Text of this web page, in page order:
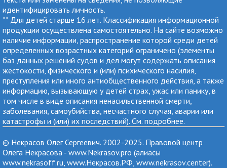
идентифицировать личность.
** Для детей старше 16 лет. Классификация информационной
продукции осуществлена самостоятельно. На сайте возможно
наличие информации, распространение которой среди детей
определенных возрастных категорий ограничено (элементы
баз данных решений судов и дел могут содержать описания
жестокости, физического и (или) психического насилия,
преступления или иного антиобщественного действия, а также
информацию, вызывающую у детей страх, ужас или панику, в
том числе в виде описания ненасильственной смерти,
заболевания, самоубийства, несчастного случая, аварии или
катастрофы и (или) их последствий). См. подробнее.
© Некрасов Олег Сергеевич. 2002-2025. Правовой центр
Олега Некрасова - www.Nekrasov.pro (алиасы
www.nekrasoff.ru, www.Некрасов.РФ, www.nekrasov.center).